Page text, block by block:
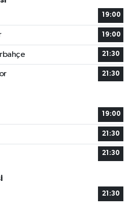
19:00
19:00
21:30
21:30
19:00
21:30
21:30
21:30